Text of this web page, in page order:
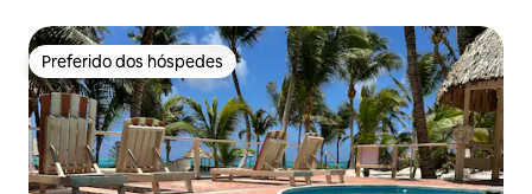
Preferido dos hóspedes
Preferido dos hóspedes